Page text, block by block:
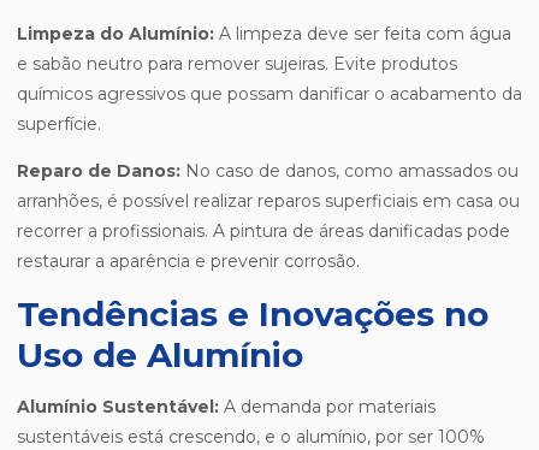
Limpeza do Alumínio: A limpeza deve ser feita com água
e sabão neutro para remover sujeiras. Evite produtos
químicos agressivos que possam danificar o acabamento da
superfície.
Reparo de Danos: No caso de danos, como amassados ou
arranhões, é possível realizar reparos superficiais em casa ou
recorrer a profissionais. A pintura de áreas danificadas pode
restaurar a aparência e prevenir corrosão.
Tendências e Inovações no
Uso de Alumínio
Alumínio Sustentável: A demanda por materiais
sustentáveis está crescendo, e o alumínio, por ser 100%